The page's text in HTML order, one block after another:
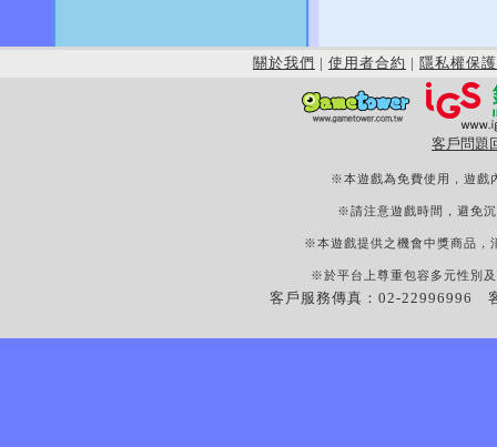
關於我們 | 使用者合約 | 隱私權保護
客戶問題
※本遊戲為免費使用，遊戲
※請注意遊戲時間，避免
※本遊戲提供之機會中獎商品，
※於平台上尊重包容多元性別
客戶服務傳真：02-22996996